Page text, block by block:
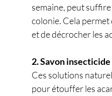
semaine, peut
colonie. Cela
et de décrocher les
2. Savon
Ces solutions
pour étouffer les